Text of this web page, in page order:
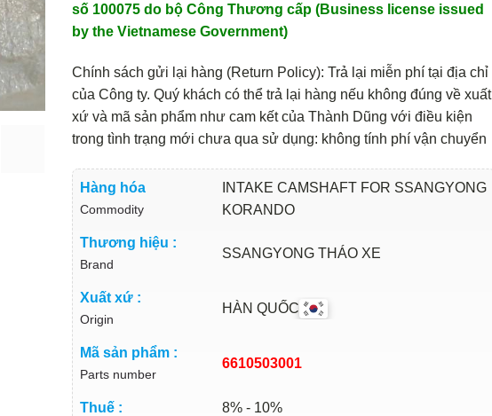
số 100075 do bộ Công Thương cấp (Business license issued
by the Vietnamese Government)
Chính sách gửi lại hàng (Return Policy): Trả lại miễn phí tại địa chỉ
của Công ty. Quý khách có thể trả lại hàng nếu không đúng về xuất
xứ và mã sản phẩm như cam kết của Thành Dũng với điều kiện
trong tình trạng mới chưa qua sử dụng: không tính phí vận chuyển
Hàng hóa
Commodity
INTAKE CAMSHAFT FOR SSANGYONG
KORANDO
Thương hiệu :
Brand
SSANGYONG THÁO XE
Xuất xứ :
Origin
HÀN QUỐC
Mã sản phẩm :
Parts number
6610503001
Thuế :
8% - 10%